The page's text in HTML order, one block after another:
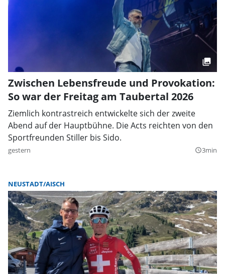
Zwischen Lebensfreude und Provokation:
So war der Freitag am Taubertal 2026
Ziemlich kontrastreich entwickelte sich der zweite
Abend auf der Hauptbühne. Die Acts reichten von den
Sportfreunden Stiller bis Sido.
gestern query_builder3min
NEUSTADT/AISCH